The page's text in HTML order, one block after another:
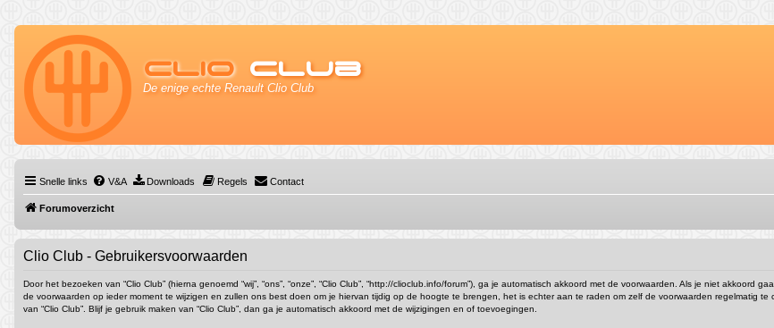
Clio Club
De enige echte Renault Clio Club
Snelle links V&A Downloads Regels Contact
Forumoverzicht
Clio Club - Gebruikersvoorwaarden
Door het bezoeken van “Clio Club” (hierna genoemd “wij”, “ons”, “onze”, “Clio Club”, “http://clioclub.info/forum”), ga je automatisch akkoord met de voorwaarden. Als je niet
de voorwaarden op ieder moment te wijzigen en zullen ons best doen om je hiervan tijdig op de hoogte te brengen, het is echter aan te raden om zelf de voorwaarden regelmatig
van “Clio Club”. Blijf je gebruik maken van “Clio Club”, dan ga je automatisch akkoord met de wijzigingen en of toevoegingen.